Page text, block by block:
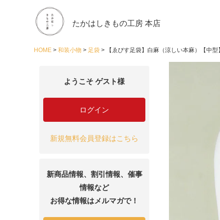
たかはしきもの工房 本店
HOME 和装小物 足袋 【ゑびす足袋】白麻（涼しい本麻）【中型
ようこそ ゲスト様
ログイン
新規無料会員登録はこちら
新商品情報、割引情報、催事
情報など
お得な情報はメルマガで！